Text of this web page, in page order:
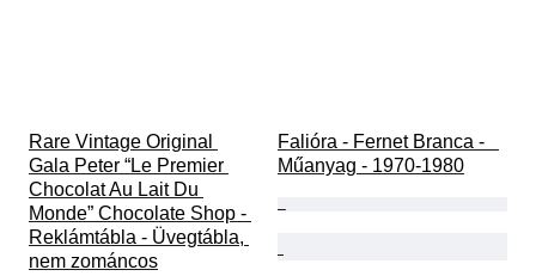
Rare Vintage Original
Gala Peter “Le Premier
Chocolat Au Lait Du
Monde” Chocolate Shop -
Reklámtábla - Üvegtábla,
nem zománcos
Falióra - Fernet Branca -
Műanyag - 1970-1980